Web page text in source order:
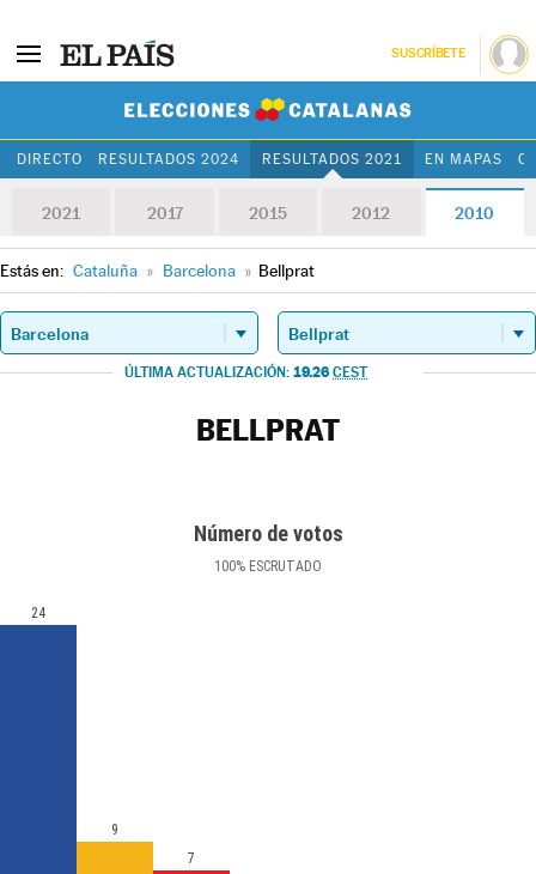
SUSCRÍBETE
DIRECTO RESULTADOS 2024 RESULTADOS 2021 EN MAPAS
2021 2017 2015 2012 2010
Estás en: Cataluña » Barcelona » Bellprat
ÚLTIMA ACTUALIZACIÓN: 19.26 CEST
BELLPRAT
Número de votos
100% ESCRUTADO
24
9
7